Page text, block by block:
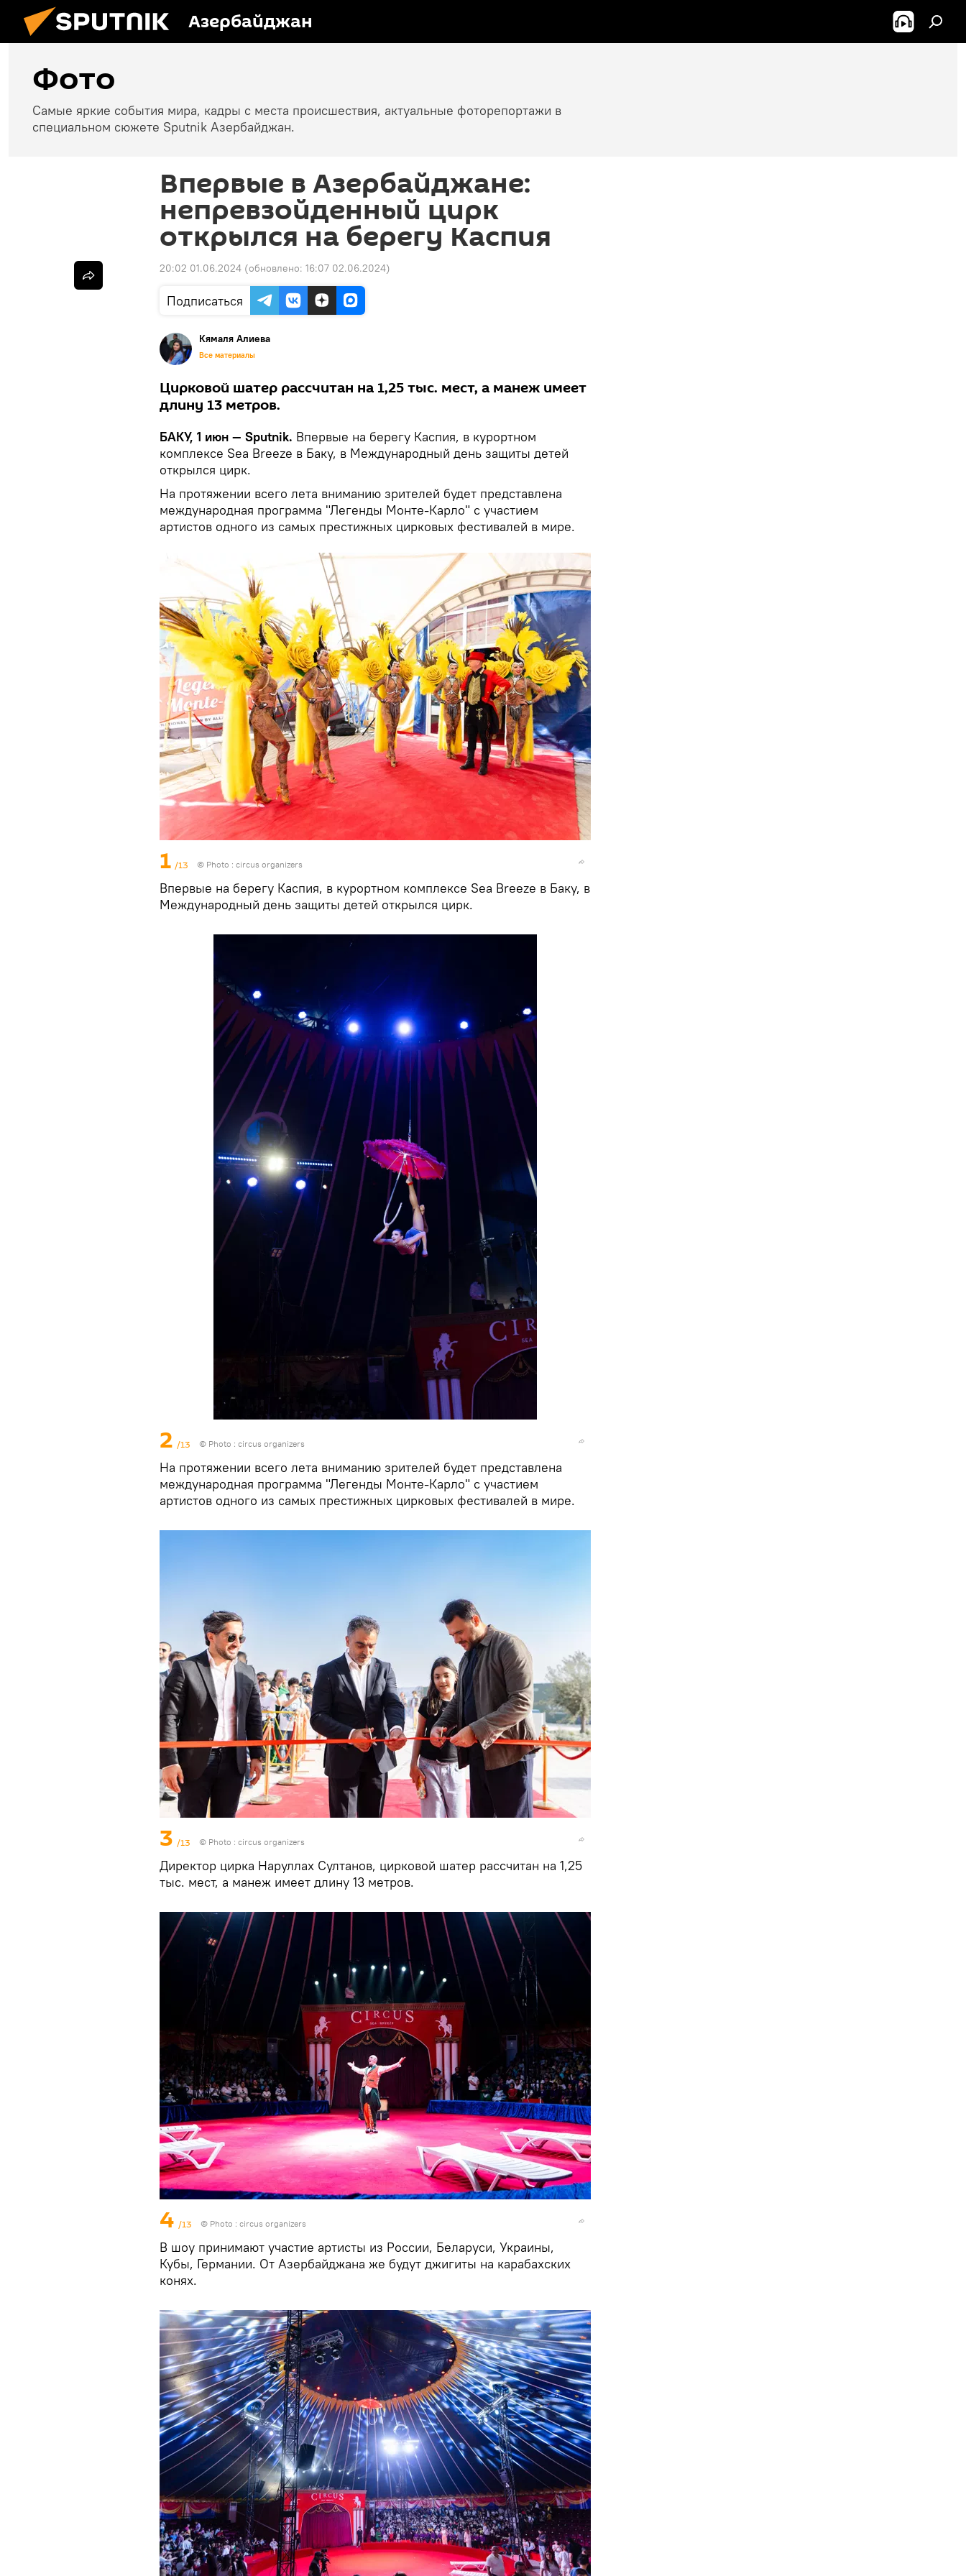
Азербайджан
Фото
Самые яркие события мира, кадры с места происшествия, актуальные фоторепортажи в
специальном сюжете Sputnik Азербайджан.
Впервые в Азербайджане:
непревзойденный цирк
открылся на берегу Каспия
20:02 01.06.2024 (обновлено: 16:07 02.06.2024)
Подписаться
Кямаля Алиева
Все материалы
Цирковой шатер рассчитан на 1,25 тыс. мест, а манеж имеет
длину 13 метров.
БАКУ, 1 июн — Sputnik. Впервые на берегу Каспия, в курортном
комплексе Sea Breeze в Баку, в Международный день защиты детей
открылся цирк.
На протяжении всего лета вниманию зрителей будет представлена
международная программа "Легенды Монте-Карло" с участием
артистов одного из самых престижных цирковых фестивалей в мире.
1 /13 © Photo : circus organizers
Впервые на берегу Каспия, в курортном комплексе Sea Breeze в Баку, в
Международный день защиты детей открылся цирк.
2 /13 © Photo : circus organizers
На протяжении всего лета вниманию зрителей будет представлена
международная программа "Легенды Монте-Карло" с участием
артистов одного из самых престижных цирковых фестивалей в мире.
3 /13 © Photo : circus organizers
Директор цирка Наруллах Султанов, цирковой шатер рассчитан на 1,25
тыс. мест, а манеж имеет длину 13 метров.
4 /13 © Photo : circus organizers
В шоу принимают участие артисты из России, Беларуси, Украины,
Кубы, Германии. От Азербайджана же будут джигиты на карабахских
конях.